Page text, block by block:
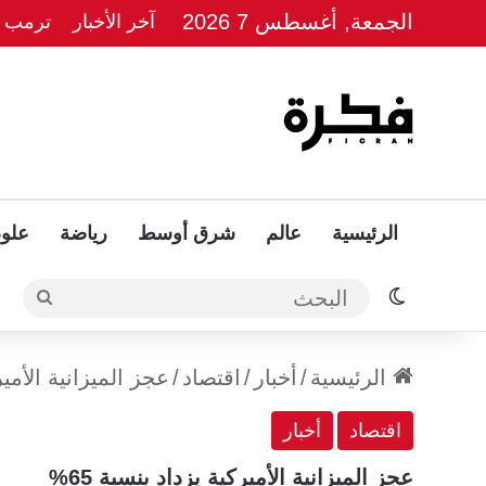
الجمعة, أغسطس 7 2026 آخر الأخبار ترمب
الرئيسية عالم شرق أوسط رياضة
الوضع المظلم
الرئيسية/ أخبار / اقتصاد/ عجز الميزانية
اقتصاد أخبار
عجز الميزانية الأميركية يزداد بنسبة 65%